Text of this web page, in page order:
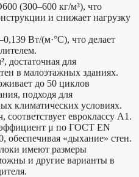
(300–600 кг/м³), что
и снижает нагрузку
Вт/(м·°С), что делает
достаточная для
в малоэтажных зданиях.
до 50 циклов
подходя для
климатических условиях.
соответствует евроклассу A1.
μ по ГОСТ EN
обеспечивая «дыхание» стен.
имеют размеры
и другие варианты в